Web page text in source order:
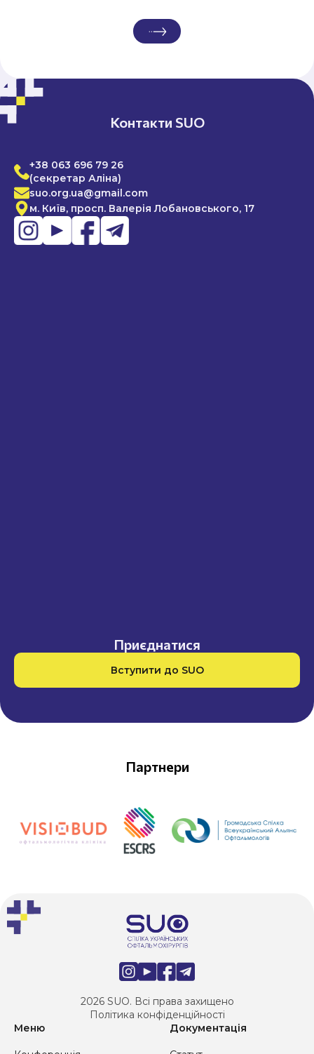
Контакти SUO
+38 063 696 79 26
(секретар Аліна)
suo.org.ua@gmail.com
м. Київ, просп. Валерія Лобановського, 17
Приєднатися
Вступити до SUO
Партнери
2026 SUO. Всі права захищено
Політика конфіденційності
Меню
Документація